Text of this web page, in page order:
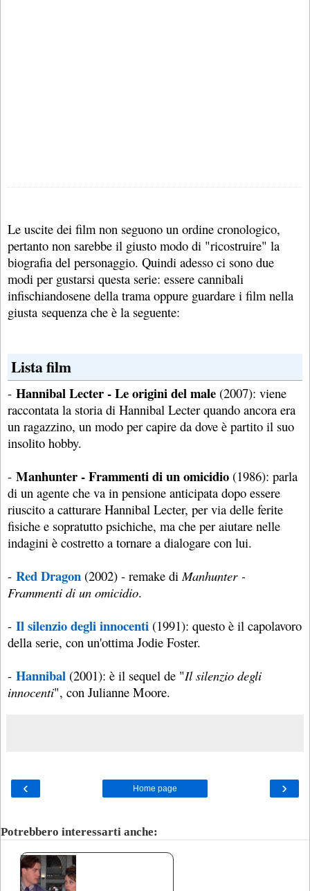
Le uscite dei film non seguono un ordine cronologico,
pertanto non sarebbe il giusto modo di "ricostruire" la
biografia del personaggio. Quindi adesso ci sono due
modi per gustarsi questa serie: essere cannibali
infischiandosene della trama oppure guardare i film nella
giusta sequenza che è la seguente:
Lista film
- Hannibal Lecter - Le origini del male (2007): viene
raccontata la storia di Hannibal Lecter quando ancora era
un ragazzino, un modo per capire da dove è partito il suo
insolito hobby.
- Manhunter - Frammenti di un omicidio (1986): parla
di un agente che va in pensione anticipata dopo essere
riuscito a catturare Hannibal Lecter, per via delle ferite
fisiche e sopratutto psichiche, ma che per aiutare nelle
indagini è costretto a tornare a dialogare con lui.
- Red Dragon (2002) - remake di Manhunter -
Frammenti di un omicidio.
- Il silenzio degli innocenti (1991): questo è il capolavoro
della serie, con un'ottima Jodie Foster.
- Hannibal (2001): è il sequel de "Il silenzio degli
innocenti", con Julianne Moore.
‹ ›
Home page
Potrebbero interessarti anche: